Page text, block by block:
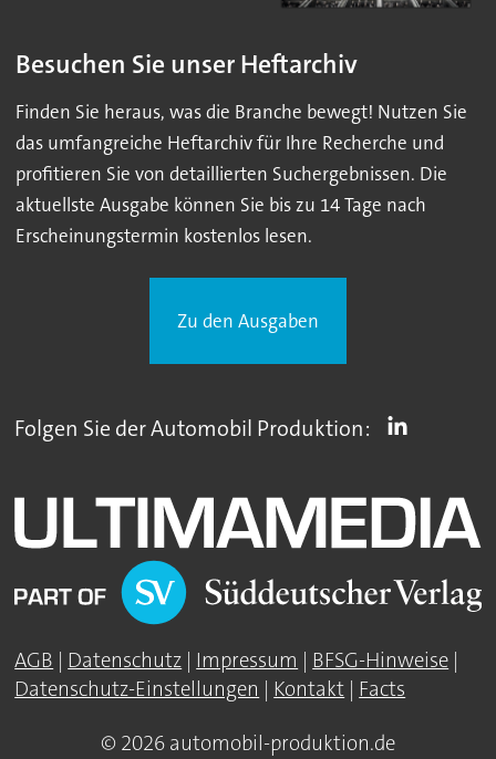
Besuchen Sie unser Heftarchiv
Finden Sie heraus, was die Branche bewegt! Nutzen Sie
das umfangreiche Heftarchiv für Ihre Recherche und
profitieren Sie von detaillierten Suchergebnissen. Die
aktuellste Ausgabe können Sie bis zu 14 Tage nach
Erscheinungstermin kostenlos lesen.
Zu den Ausgaben
Folgen Sie der Automobil Produktion:
AGB | Datenschutz | Impressum | BFSG-Hinweise |
Datenschutz-Einstellungen | Kontakt | Facts
© 2026 automobil-produktion.de